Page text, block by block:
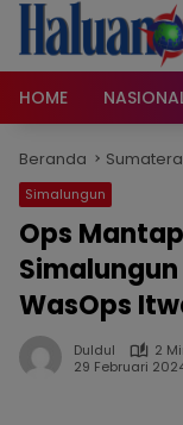
Langsung
konten
HOME
Beranda
Simalungun
Ops
WasOps
Duldul
2
29 Februari